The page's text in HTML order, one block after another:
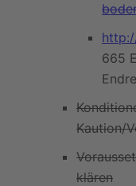
665
Kaution/
klären